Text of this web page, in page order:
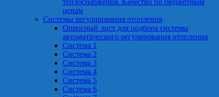
теплоснабжения. Качество по бюджетным
ценам
Системы регулирования отопления
Опросный лист для подбора системы
автоматического регулирования отопления
Система 1
Система 2
Система 3
Система 4
Система 5
Система 6